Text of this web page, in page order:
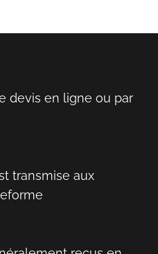
devis en ligne ou par
transmise aux